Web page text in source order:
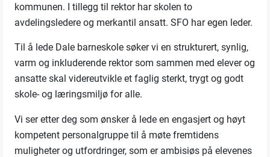
kommunen. I tillegg til rektor har skolen to
avdelingsledere og merkantil ansatt. SFO har egen leder.
Til å lede Dale barneskole søker vi en strukturert, synlig,
varm og inkluderende rektor som sammen med elever og
ansatte skal videreutvikle et faglig sterkt, trygt og godt
skole- og læringsmiljø for alle.
Vi ser etter deg som ønsker å lede en engasjert og høyt
kompetent personalgruppe til å møte fremtidens
muligheter og utfordringer, som er ambisiøs på elevenes